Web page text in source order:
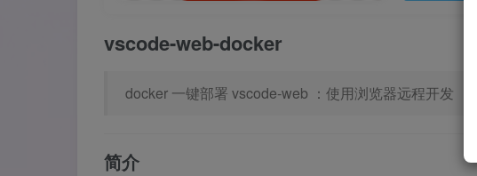
vscode-web-docker
docker 一键部署 vscode-web ：使用浏览器远程开发
简介